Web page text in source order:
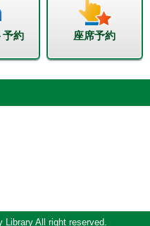
予約 座席予約
All right reserved.